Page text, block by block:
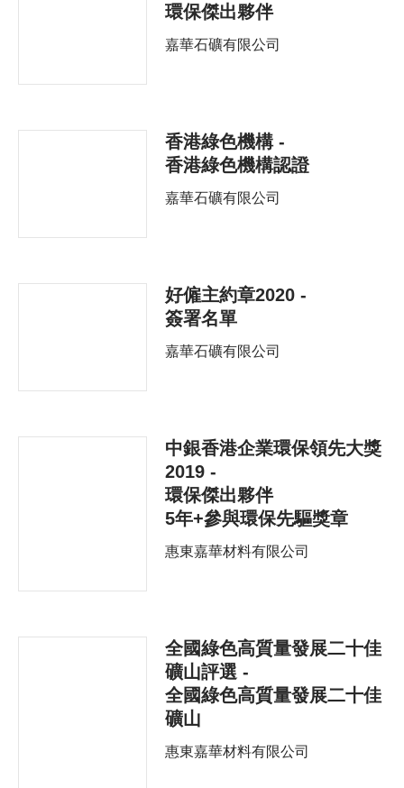
環保傑出夥伴
嘉華石礦有限公司
香港綠色機構 -
香港綠色機構認證
嘉華石礦有限公司
好僱主約章2020 -
簽署名單
嘉華石礦有限公司
中銀香港企業環保領先大獎
2019 -
環保傑出夥伴
5年+參與環保先驅獎章
惠東嘉華材料有限公司
全國綠色高質量發展二十佳
礦山評選 -
全國綠色高質量發展二十佳
礦山
惠東嘉華材料有限公司